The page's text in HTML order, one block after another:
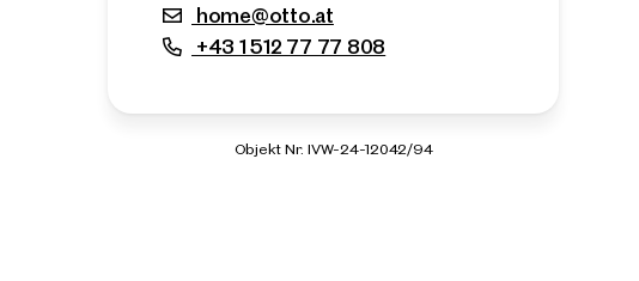
home@otto.at
+43 1 512 77 77 808
Objekt Nr. IVW-24-12042/94